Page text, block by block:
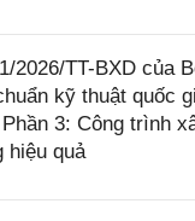
2026/TT-BXD của
kỹ thuật quốc
3: Công trình
hiệu quả